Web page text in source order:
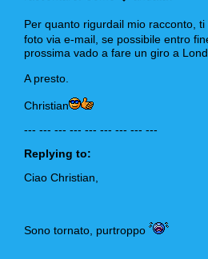
Per quanto rigurdail mio racconto,
foto via e-mail, se possibile entro
prossima vado a fare un giro a
A presto.
Christian
--- --- --- --- --- --- --- --- ---
Replying to:
Ciao Christian,
Sono tornato, purtroppo